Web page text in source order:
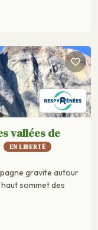
vallées de
EN LIBERTÉ
gravite autour
sommet des